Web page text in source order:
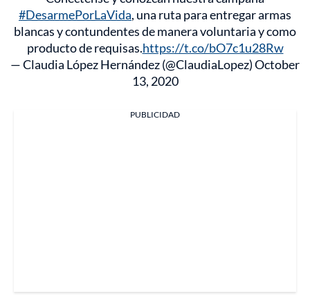
#DesarmePorLaVida, una ruta para entregar armas
blancas y contundentes de manera voluntaria y como
producto de requisas.https://t.co/bO7c1u28Rw
— Claudia López Hernández (@ClaudiaLopez)October
13, 2020
PUBLICIDAD